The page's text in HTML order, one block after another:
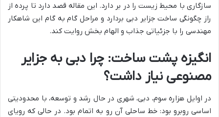
سازگاری با محیط زیست را در بر دارد. این مقاله قصد دارد تا پرده از
راز چگونگی ساخت جزایر دبی بردارد و مراحل گام به گام این شاهکار
مهندسی را با جزئیاتی جذاب و الهام بخش روایت کند.
انگیزه پشت ساخت: چرا دبی به جزایر
مصنوعی نیاز داشت؟
در اوایل هزاره سوم، دبی، شهری در حال رشد و توسعه، با محدودیتی
اساسی روبرو بود: خط ساحلی آن رو به اتمام بود. در حالی که رویای